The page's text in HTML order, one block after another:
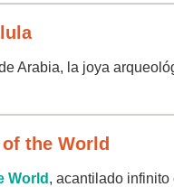
Arabia, la joya
the World
World , acantilado infinito